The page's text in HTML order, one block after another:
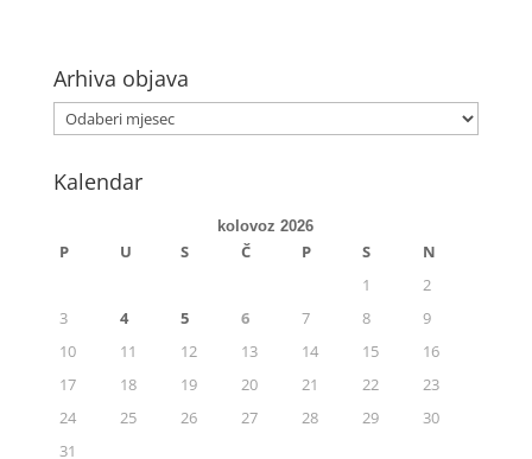
Arhiva objava
Kalendar
kolovoz 2026
P U S Č P S
N
1
2
3
4 5 6 7 8
9
10
11 12 13 14 15
16
17
18 19 20 21 22
23
24
25 26 27 28 29
30
31